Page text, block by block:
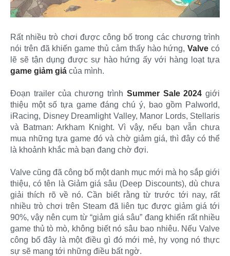
Rất nhiều trò chơi được công bố trong các chương trình
nói trên đã khiến game thủ cảm thấy hào hứng,Valve có
lẽ sẽ tận dụng được sự hào hứng ấy với hàng loạt tựa
game giảm giá của mình.
Đoạn trailer của chương trình Summer Sale 2024 giới
thiệu một số tựa game đáng chú ý, bao gồm Palworld,
iRacing, Disney Dreamlight Valley, Manor Lords, Stellaris
và Batman: Arkham Knight. Vì vậy, nếu bạn vẫn chưa
mua những tựa game đó và chờ giảm giá, thì đây có thể
là khoảnh khắc mà bạn đang chờ đợi.
Valve cũng đã công bố một danh mục mới mà họ sắp giới
thiệu, có tên là Giảm giá sâu (Deep Discounts), dù chưa
giải thích rõ về nó. Cần biết rằng từ trước tới nay, rất
nhiều trò chơi trên Steam đã liên tục được giảm giá tới
90%, vậy nên cụm từ “giảm giá sâu” đang khiến rất nhiều
game thủ tò mò, không biết nó sâu bao nhiêu. Nếu Valve
công bố đây là một điều gì đó mới mẻ, hy vọng nó thực
sự sẽ mang tới những điều bất ngờ.